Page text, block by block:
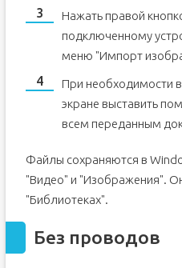
Нажать правой
подключенному
меню "Импорт
При необходимости
экране выставить
всем переданным
Файлы сохраняются в
"Видео" и "Изображения".
"Библиотеках".
Без проводов